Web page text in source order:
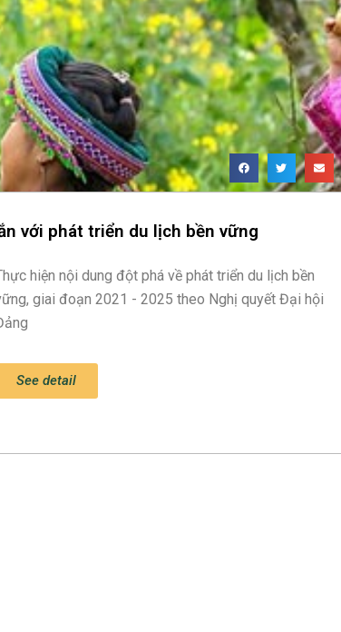
với phát triển du lịch bền vững
hiện nội dung đột phá về phát triển du lịch bền
giai đoạn 2021 - 2025 theo Nghị quyết Đại hội
See detail